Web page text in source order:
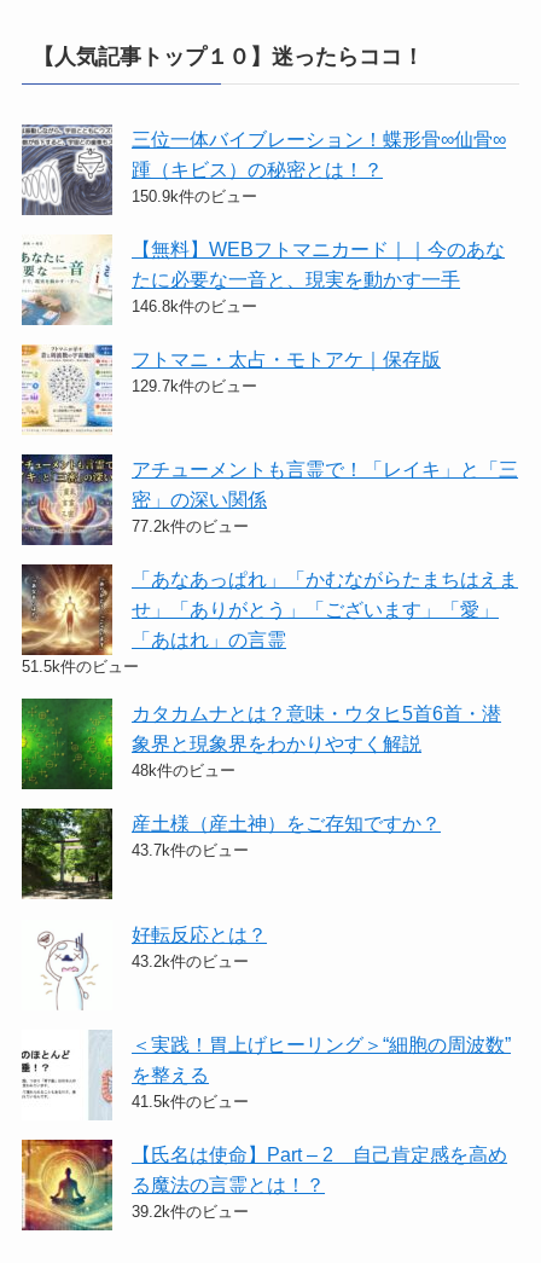
【人気記事トップ１０】迷ったらココ！
三位一体バイブレーション！蝶形骨∞仙骨∞
踵（キビス）の秘密とは！？
150.9k件のビュー
【無料】WEBフトマニカード｜｜今のあな
たに必要な一音と、現実を動かす一手
146.8k件のビュー
フトマニ・太占・モトアケ｜保存版
129.7k件のビュー
アチューメントも言霊で！「レイキ」と「三
密」の深い関係
77.2k件のビュー
「あなあっぱれ」「かむながらたまちはえま
せ」「ありがとう」「ございます」「愛」
「あはれ」の言霊
51.5k件のビュー
カタカムナとは？意味・ウタヒ5首6首・潜
象界と現象界をわかりやすく解説
48k件のビュー
産土様（産土神）をご存知ですか？
43.7k件のビュー
好転反応とは？
43.2k件のビュー
＜実践！胃上げヒーリング＞​“細胞の周波数”
を整える
41.5k件のビュー
【氏名は使命】Part – 2 自己肯定感を高め
る魔法の言霊とは！？
39.2k件のビュー